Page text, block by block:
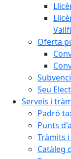
Oferta
Seu
Serveis i
Padró
Punts
Tràmits
Catàleg